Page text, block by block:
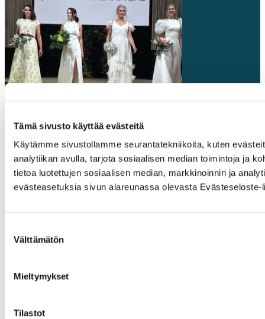
Tämä sivusto käyttää evästeitä
Käytämme sivustollamme seurantatekniikoita, kuten
analytiikan avulla, tarjota sosiaalisen median toimintoja ja
tietoa luotettujen sosiaalisen median, markkinoinnin ja
evästeasetuksia sivun alareunassa olevasta Evästeseloste-
valinta
Välttämätön
Mieltymykset
Tilastot